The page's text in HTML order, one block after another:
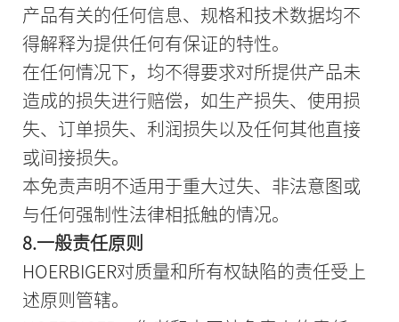
产品有关的任何信息、规格和技术数据均不
得解释为提供任何有保证的特性。
在任何情况下，均不得要求对所提供产品未
造成的损失进行赔偿，如生产损失、使用损
失、订单损失、利润损失以及任何其他直接
或间接损失。
本免责声明不适用于重大过失、非法意图或
与任何强制性法律相抵触的情况。
8.一般责任原则
HOERBIGER对质量和所有权缺陷的责任受上
述原则管辖。